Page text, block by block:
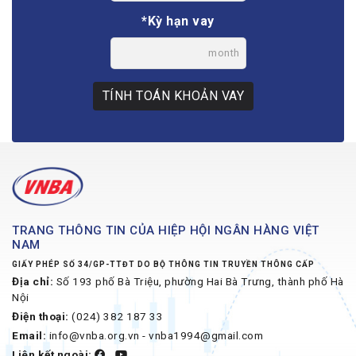
*Kỳ hạn vay
month
TÍNH TOÁN KHOẢN VAY
TRANG THÔNG TIN CỦA HIỆP HỘI NGÂN HÀNG VIỆT
NAM
GIẤY PHÉP SỐ 34/GP-TTĐT DO BỘ THÔNG TIN TRUYỀN THÔNG CẤP
Địa chỉ: Số 193 phố Bà Triệu, phường Hai Bà Trưng, thành phố Hà
Nội
Điện thoại: (024) 382 187 33
Email: info@vnba.org.vn - vnba1994@gmail.com